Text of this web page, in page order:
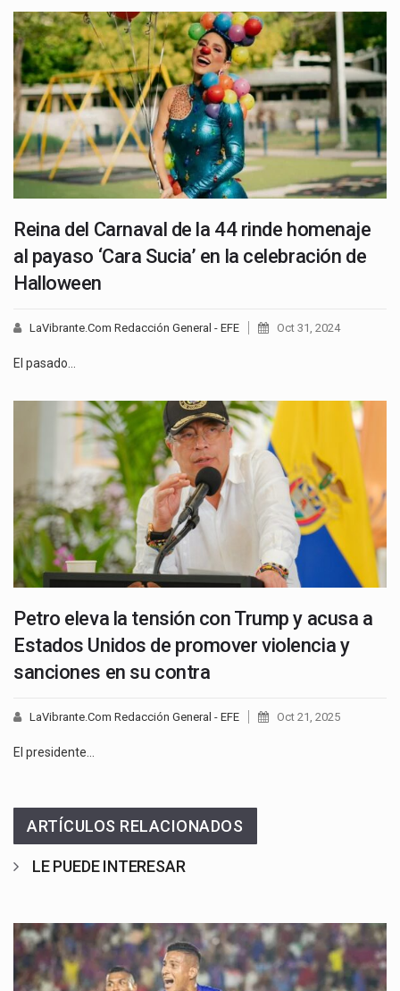
Reina del Carnaval de la 44 rinde homenaje
al payaso ‘Cara Sucia’ en la celebración de
Halloween
LaVibrante.Com Redacción General - EFE Oct 31, 2024
El pasado…
Petro eleva la tensión con Trump y acusa a
Estados Unidos de promover violencia y
sanciones en su contra
LaVibrante.Com Redacción General - EFE Oct 21, 2025
El presidente…
ARTÍCULOS RELACIONADOS
LE PUEDE INTERESAR